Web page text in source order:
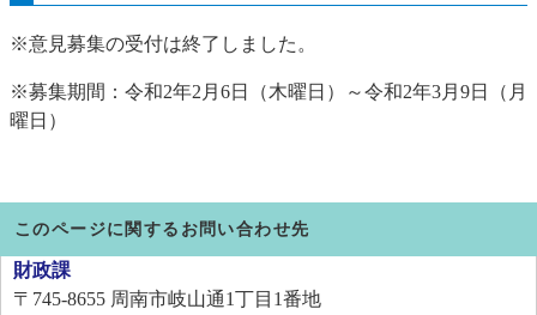
※意見募集の受付は終了しました。
※募集期間：令和2年2月6日（木曜日）～令和2年3月9日（月
曜日）
このページに関するお問い合わせ先
財政課
〒745-8655 周南市岐山通1丁目1番地